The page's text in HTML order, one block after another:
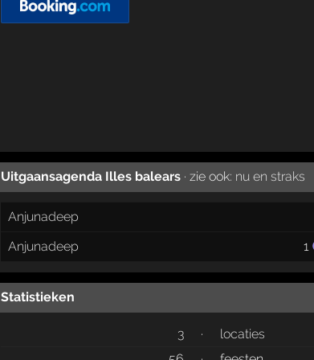
Uitgaansagenda Illes balears· zie ook: nu en straks
Anjunadeep
Anjunadeep
1
Statistieken
3 ·
locaties